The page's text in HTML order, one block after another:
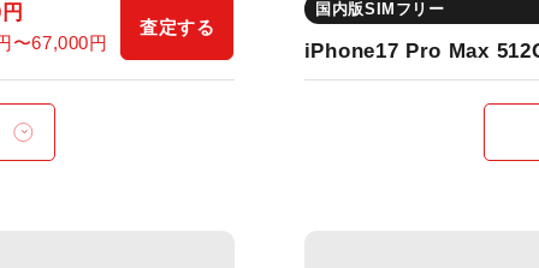
〜67,000円
査定する
国内版SIMフリー
iPhone17 Pro Max